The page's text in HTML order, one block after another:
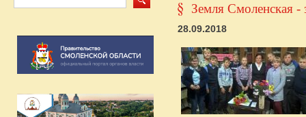
Земля Смоленская -
28.09.2018